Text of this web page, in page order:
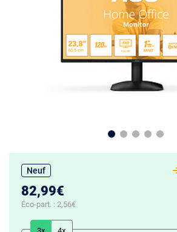
Neuf
82,99€
Éco-part. : 2,56€